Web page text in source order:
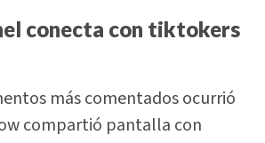
conecta con tiktokers
más comentados ocurrió
compartió pantalla con